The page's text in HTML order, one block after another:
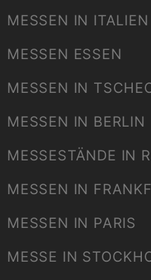
MESSEN IN ITALIEN
MESSEN ESSEN
MESSEN IN
MESSEN IN BERLIN
MESSESTÄNDE IN
MESSEN IN
MESSEN IN PARIS
MESSE IN